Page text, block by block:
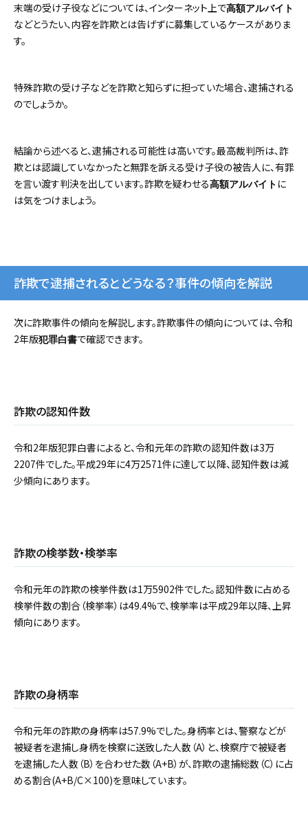
末端の受け子役などについては、インターネット上で高額アルバイト
などとうたい、内容を詐欺とは告げずに募集しているケースがありま
す。
特殊詐欺の受け子などを詐欺と知らずに担っていた場合、逮捕される
のでしょうか。
結論から述べると、逮捕される可能性は高いです。最高裁判所は、詐
欺とは認識していなかったと無罪を訴える受け子役の被告人に、有罪
を言い渡す判決を出しています。詐欺を疑わせる高額アルバイト に
は気をつけましょう。
詐欺で逮捕されるとどうなる？事件の傾向を解説
次に詐欺事件の傾向を解説します。詐欺事件の傾向については、令和
2年版犯罪白書で確認できます。
詐欺の認知件数
令和2年版犯罪白書によると、令和元年の詐欺の認知件数は3万
2207件でした。平成29年に4万2571件に達して以降、認知件数は減
少傾向にあります。
詐欺の検挙数・検挙率
令和元年の詐欺の検挙件数は1万5902件でした。認知件数に占める
検挙件数の割合（検挙率）は49.4%で、検挙率は平成29年以降、上昇
傾向にあります。
詐欺の身柄率
令和元年の詐欺の身柄率は57.9%でした。身柄率とは、警察などが
被疑者を逮捕し身柄を検察に送致した人数（A）と、検察庁で被疑者
を逮捕した人数（B）を合わせた数（A+B）が、詐欺の逮捕総数（C）に占
める割合(A+B/C×100)を意味しています。